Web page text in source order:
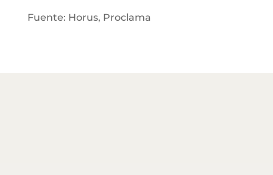
Fuente: Horus, Proclama